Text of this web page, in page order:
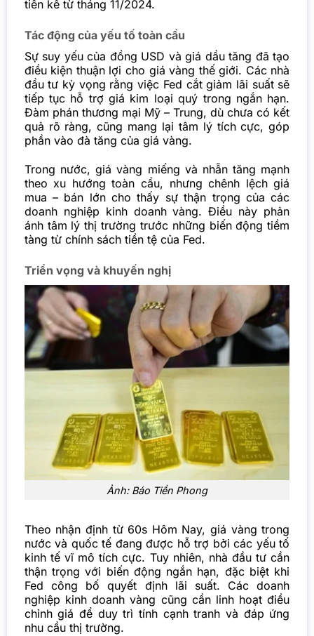
tiên kể từ tháng 11/2024.
Tác động của yếu tố toàn cầu
Sự suy yếu của đồng USD và giá dầu tăng đã tạo
điều kiện thuận lợi cho giá vàng thế giới. Các nhà
đầu tư kỳ vọng rằng việc Fed cắt giảm lãi suất sẽ
tiếp tục hỗ trợ giá kim loại quý trong ngắn hạn.
Đàm phán thương mại Mỹ – Trung, dù chưa có kết
quả rõ ràng, cũng mang lại tâm lý tích cực, góp
phần vào đà tăng của giá vàng.
Trong nước, giá vàng miếng và nhẫn tăng mạnh
theo xu hướng toàn cầu, nhưng chênh lệch giá
mua – bán lớn cho thấy sự thận trọng của các
doanh nghiệp kinh doanh vàng. Điều này phản
ánh tâm lý thị trường trước những biến động tiềm
tàng từ chính sách tiền tệ của Fed.
Triển vọng và khuyến nghị
Ảnh: Báo Tiền Phong
Theo nhận định từ 60s Hôm Nay, giá vàng trong
nước và quốc tế đang được hỗ trợ bởi các yếu tố
kinh tế vĩ mô tích cực. Tuy nhiên, nhà đầu tư cần
thận trọng với biến động ngắn hạn, đặc biệt khi
Fed công bố quyết định lãi suất. Các doanh
nghiệp kinh doanh vàng cũng cần linh hoạt điều
chỉnh giá để duy trì tính cạnh tranh và đáp ứng
nhu cầu thị trường.